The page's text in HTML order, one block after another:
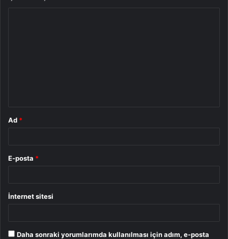
Ad *
E-posta *
İnternet sitesi
Daha sonraki yorumlarımda kullanılması için adım, e-posta